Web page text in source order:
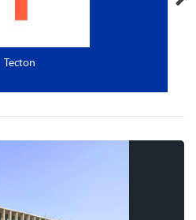
Tecton